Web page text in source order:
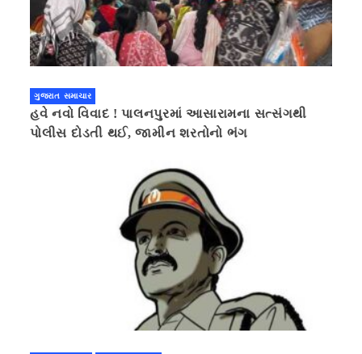
ગુજરાત સમાચાર
હવે નવો વિવાદ ! પાલનપુરમાં આસારામના સત્સંગથી
પોલીસ દોડતી થઈ, જામીન શરતોનો ભંગ